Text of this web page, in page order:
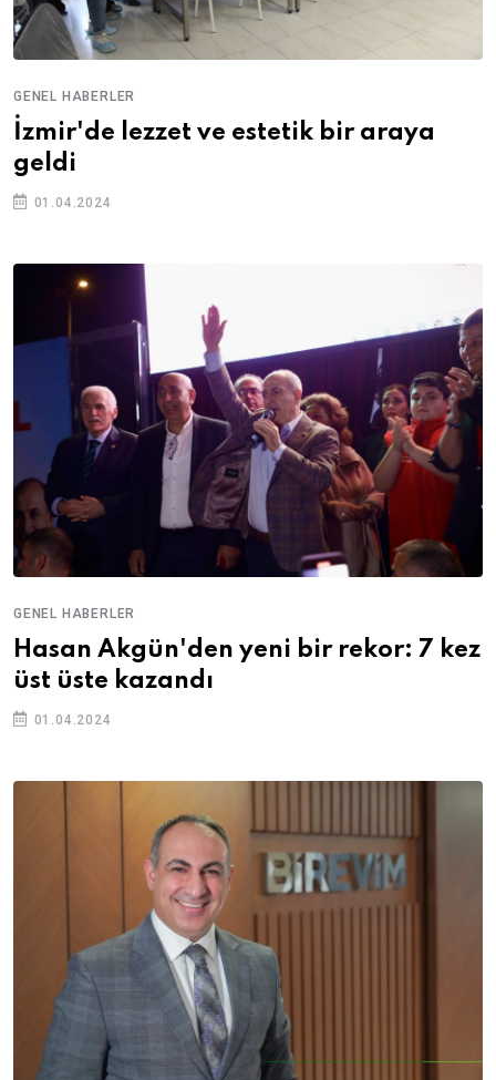
GENEL HABERLER
İzmir'de lezzet ve estetik bir araya
geldi
01.04.2024
GENEL HABERLER
Hasan Akgün'den yeni bir rekor: 7 kez
üst üste kazandı
01.04.2024